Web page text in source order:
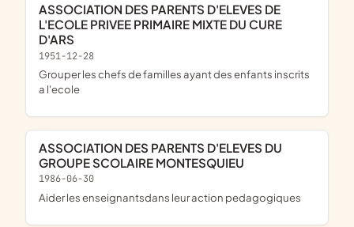
ASSOCIATION DES PARENTS D'ELEVES DE
L'ECOLE PRIVEE PRIMAIRE MIXTE DU CURE
D'ARS
1951-12-28
Grouper les chefs de familles ayant des enfants inscrits
a l'ecole
ASSOCIATION DES PARENTS D'ELEVES DU
GROUPE SCOLAIRE MONTESQUIEU
1986-06-30
Aider les enseignantsdans leur action pedagogiques